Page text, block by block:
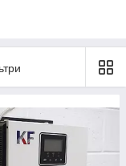
сервісу, який
проходить